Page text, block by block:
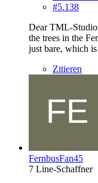
#5.138
Dear TML-
the trees in the
just bare, which
Zitieren
FernbusFan45
7 Line-Schaffner